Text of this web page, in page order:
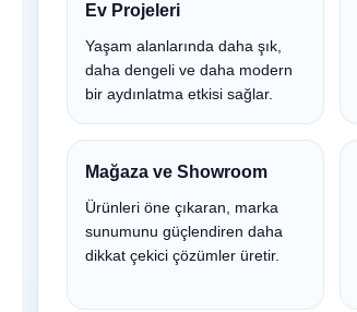
Ev Projeleri
Yaşam alanlarında daha şık,
daha dengeli ve daha modern
bir aydınlatma etkisi sağlar.
Mağaza ve Showroom
Ürünleri öne çıkaran, marka
sunumunu güçlendiren daha
dikkat çekici çözümler üretir.